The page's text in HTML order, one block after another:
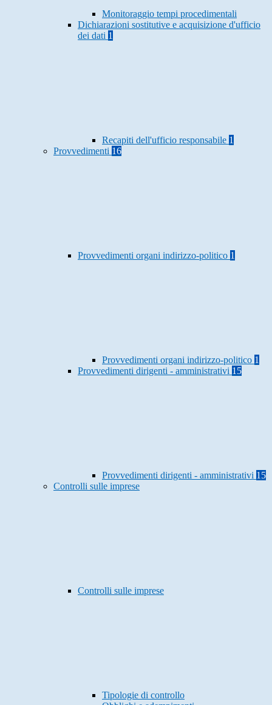
Monitoraggio tempi procedimentali
Dichiarazioni sostitutive e acquisizione d'ufficio
dei dati 1
Recapiti dell'ufficio responsabile 1
Provvedimenti 16
Provvedimenti organi indirizzo-politico 1
Provvedimenti organi indirizzo-politico 1
Provvedimenti dirigenti - amministrativi 15
Provvedimenti dirigenti - amministrativi 15
Controlli sulle imprese
Controlli sulle imprese
Tipologie di controllo